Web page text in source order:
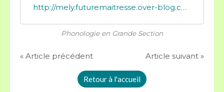
http://mely.futuremaitresse.over-blog.com/tag/phonologie%20gs/
Phonologie en Grande Section
« Article précédent Article suivant »
Retour à l'accueil